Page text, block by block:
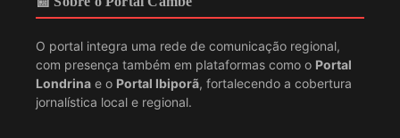
O portal integra uma rede de comunicação regional,
com presença também em plataformas como o Portal
Londrina e o Portal Ibiporã, fortalecendo a cobertura
jornalística local e regional.